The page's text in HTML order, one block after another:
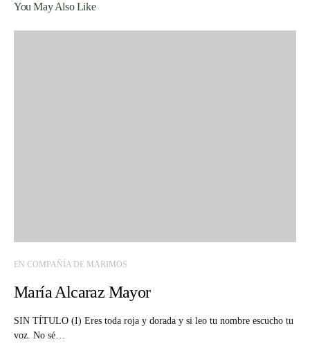
You May Also Like
EN COMPAÑÍA DE MARIMOS
María Alcaraz Mayor
SIN TÍTULO (I) Eres toda roja y dorada y si leo tu nombre escucho tu
voz. No sé…